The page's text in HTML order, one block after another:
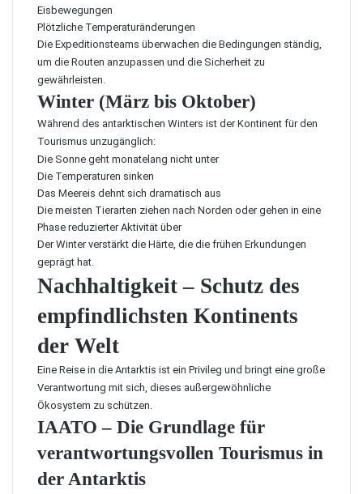
Eisbewegungen
Plötzliche Temperaturänderungen
Die Expeditionsteams überwachen die Bedingungen ständig,
um die Routen anzupassen und die Sicherheit zu
gewährleisten.
Winter (März bis Oktober)
Während des antarktischen Winters ist der Kontinent für den
Tourismus unzugänglich:
Die Sonne geht monatelang nicht unter
Die Temperaturen sinken
Das Meereis dehnt sich dramatisch aus
Die meisten Tierarten ziehen nach Norden oder gehen in eine
Phase reduzierter Aktivität über
Der Winter verstärkt die Härte, die die frühen Erkundungen
geprägt hat.
Nachhaltigkeit – Schutz des
empfindlichsten Kontinents
der Welt
Eine Reise in die Antarktis ist ein Privileg und bringt eine große
Verantwortung mit sich, dieses außergewöhnliche
Ökosystem zu schützen.
IAATO – Die Grundlage für
verantwortungsvollen Tourismus in
der Antarktis